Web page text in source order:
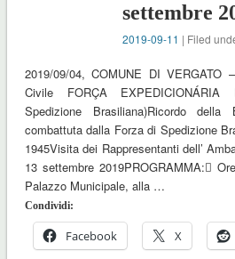
settembre
2019-09-11 | Filed
2019/09/04, COMUNE DI VERGATO
Civile FORÇA
Spedizione Brasiliana)Ricordo
combattuta dalla Forza di Spedizione
1945Visita dei Rappresentanti dell’
13 settembre 2019PROGRAMMA:
Palazzo Municipale, alla …
Condividi:
Facebook X